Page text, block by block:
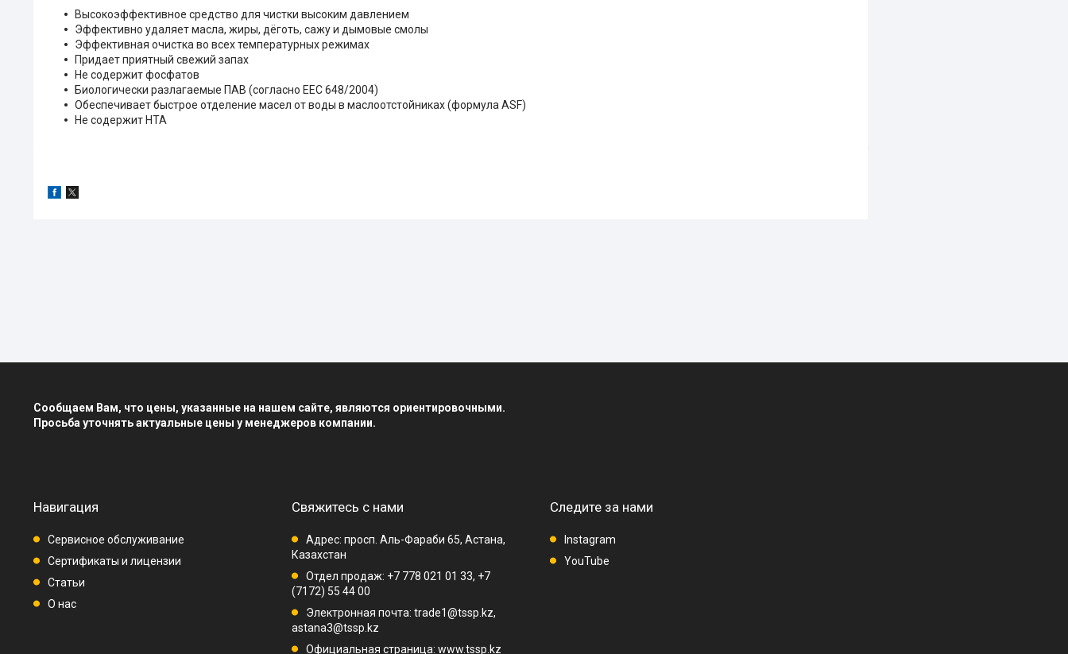
Высокоэффективное средство для чистки высоким давлением
Эффективно удаляет масла, жиры, дёготь, сажу и дымовые смолы
Эффективная очистка во всех температурных режимах
Придает приятный свежий запах
Не содержит фосфатов
Биологически разлагаемые ПАВ (согласно EEC 648/2004)
Обеспечивает быстрое отделение масел от воды в маслоотстойниках (формула ASF)
Не содержит НТА
Сообщаем Вам, что цены, указанные на нашем сайте, являются ориентировочными.
Просьба уточнять актуальные цены у менеджеров компании.
Навигация
Сервисное обслуживание
Сертификаты и лицензии
Статьи
О нас
Свяжитесь с нами
Адрес: просп. Аль-Фараби 65, Астана,
Казахстан
Отдел продаж: +7 778 021 01 33, +7
(7172) 55 44 00
Электронная почта: trade1@tssp.kz,
astana3@tssp.kz
Официальная страница: www.tssp.kz
Следите за нами
Instagram
YouTube